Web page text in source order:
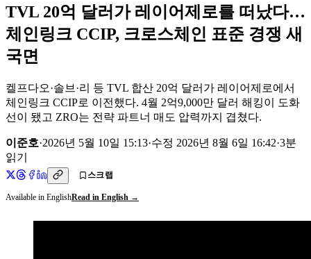
TVL 20억 달러가 레이어제로를 떠났다…
체인링크 CCIP, 크로스체인 표준 경쟁 새
국면
켈프다오·솔브·리 등 TVL 합산 20억 달러가 레이어제로에서
체인링크 CCIP로 이전했다. 4월 2억9,000만 달러 해킹이 도화
선이 됐고 ZRO는 전략 파트너 매도 압력까지 겹쳤다.
이준호·2026년 5월 10일 15:13·수정 2026년 8월 6일 16:42·3분
읽기
스크랩
Available in EnglishRead in English →